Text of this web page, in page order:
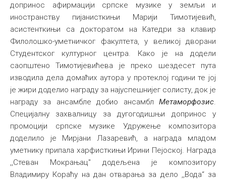
допринос афирмацији српске музике у земљи и
иностранству пијанисткињи Марији Тимотијевић,
асистенткињи са докторатом на Катедри за клавир
Филолошко-уметничког факултета, у великој дворани
Студентског културног центра. Како је на додели
саопштено Тимотијевићева је преко шездесет пута
изводила дела домаћих аутора у протеклој години те јој
је жири доделио награду за најуспешнијег солисту, док је
награду за ансамбле добио ансамбл Метаморфозис.
Специјалну захвалницу за дугогодишњи допринос у
промоцији српске музике Удружење композитора
доделило је Мирјани Лазаревић, а награда младом
уметнику припала харфисткињи Ирини Пејоској. Награда
,,Стеван Мокрањац" додељена је композитору
Владимиру Кораћу на дан отварања за дело ,,Вода“ за